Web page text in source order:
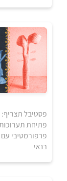
₪
למידע
פסטיבל תצריף:
פתיחת תערוכות
פרפורמטיבי
בנאי